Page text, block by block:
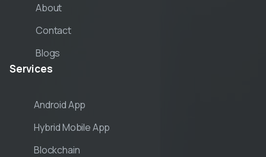
About
Contact
Blogs
Services
Android App
Hybrid Mobile App
Blockchain